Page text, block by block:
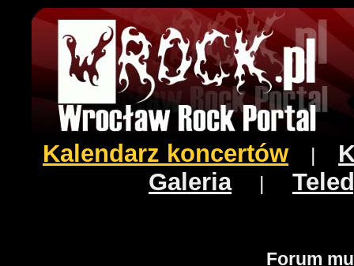
Kalendarz koncertów
Galeria|
Forum